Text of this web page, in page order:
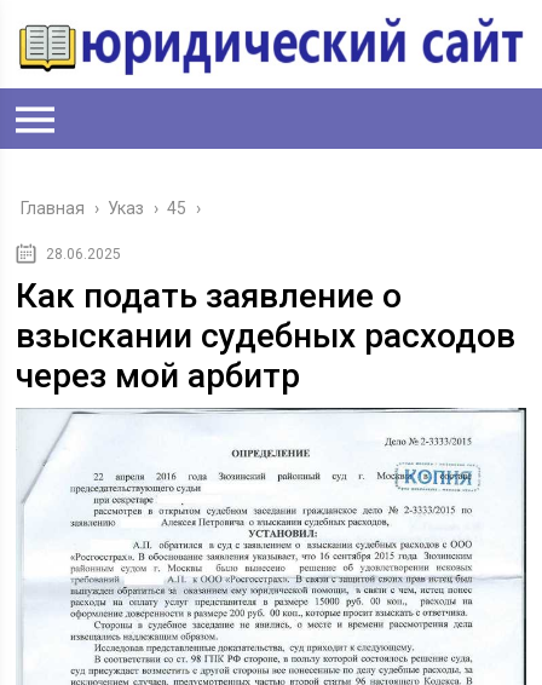
Главная › Указ › 45 ›
28.06.2025
Как подать заявление о
взыскании судебных расходов
через мой арбитр